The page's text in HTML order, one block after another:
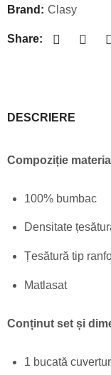
Brand: Clasy
Share:
DESCRIERE
Compoziție
100% bumbac
Densitate
Țesătură tip
Matlasat
Conținut set și
1 bucată